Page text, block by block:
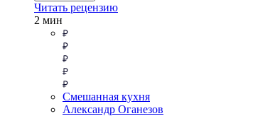
Читать рецензию
2 мин
Смешанная кухня
Александр Оганезов